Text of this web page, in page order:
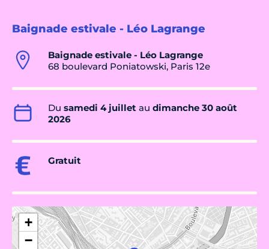
Baignade estivale - Léo Lagrange
Baignade estivale - Léo Lagrange
68 boulevard Poniatowski, Paris 12e
Du samedi 4 juillet au dimanche 30 août
2026
Gratuit
+
−